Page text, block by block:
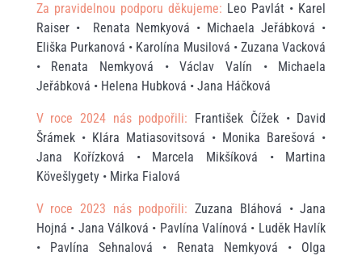
Za pravidelnou podporu děkujeme: Leo Pavlát • Karel
Raiser • Renata Nemkyová • Michaela Jeřábková •
Eliška Purkanová • Karolína Musilová • Zuzana Vacková
• Renata Nemkyová • Václav Valín • Michaela
Jeřábková • Helena Hubková • Jana Háčková
V roce 2024 nás podpořili: František Čížek • David
Šrámek • Klára Matiasovitsová • Monika Barešová •
Jana Kořízková • Marcela Mikšíková • Martina
Kövešlygety • Mirka Fialová
V roce 2023 nás podpořili: Zuzana Bláhová • Jana
Hojná • Jana Válková • Pavlína Valínová • Luděk Havlík
• Pavlína Sehnalová • Renata Nemkyová • Olga